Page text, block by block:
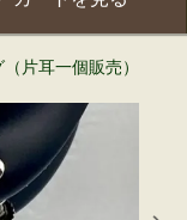
片耳一個販売）